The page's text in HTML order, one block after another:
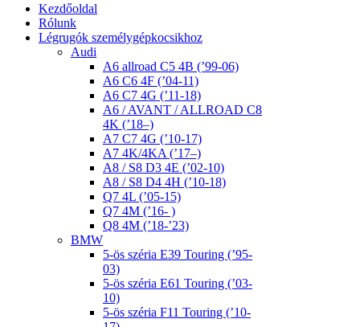
Kezdőoldal
Rólunk
Légrugók személygépkocsikhoz
Audi
A6 allroad C5 4B (’99-06)
A6 C6 4F (’04-11)
A6 C7 4G (’11-18)
A6 / AVANT / ALLROAD C8
4K (’18–)
A7 C7 4G (’10-17)
A7 4K/4KA (’17–)
A8 / S8 D3 4E (’02-10)
A8 / S8 D4 4H (’10-18)
Q7 4L (’05-15)
Q7 4M (’16- )
Q8 4M (’18-’23)
BMW
5-ös széria E39 Touring (’95-
03)
5-ös széria E61 Touring (’03-
10)
5-ös széria F11 Touring (’10-